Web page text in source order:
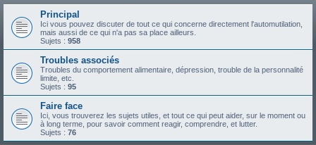
Principal
Ici vous pouvez discuter de tout ce qui concerne directement l'automutilation,
mais aussi de ce qui n'a pas sa place ailleurs.
Sujets : 958
Troubles associés
Troubles du comportement alimentaire, dépression, trouble de la personnalité
limite, etc.
Sujets : 95
Faire face
Ici, vous trouverez les sujets utiles, et tout ce qui peut aider, sur le moment ou
à long terme, pour savoir comment reagir, comprendre, et lutter.
Sujets : 76